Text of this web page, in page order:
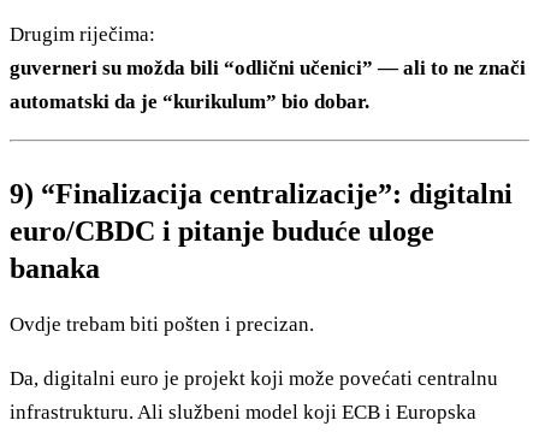
Drugim riječima:
guverneri su možda bili “odlični učenici” — ali to ne znači
automatski da je “kurikulum” bio dobar.
9) “Finalizacija centralizacije”: digitalni
euro/CBDC i pitanje buduće uloge
banaka
Ovdje trebam biti pošten i precizan.
Da, digitalni euro je projekt koji može povećati centralnu
infrastrukturu. Ali službeni model koji ECB i Europska